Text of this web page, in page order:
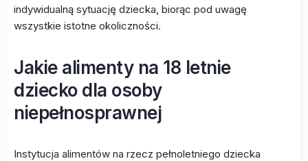
indywidualną sytuację dziecka, biorąc pod uwagę
wszystkie istotne okoliczności.
Jakie alimenty na 18 letnie
dziecko dla osoby
niepełnosprawnej
Instytucja alimentów na rzecz pełnoletniego dziecka